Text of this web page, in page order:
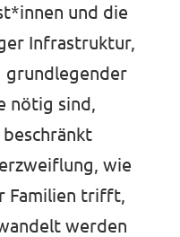
und die
Infrastruktur,
grundlegender
nötig sind,
wie
Familien trifft,
werden